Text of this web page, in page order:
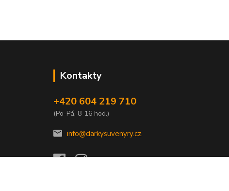
Kontakty
+420 604 219 710
(Po-Pá, 8-16 hod.)
info@darkysuvenyry.cz.